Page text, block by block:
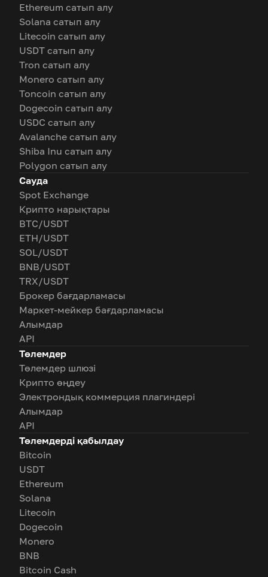
Ethereum сатып алу
Solana сатып алу
Litecoin сатып алу
USDT сатып алу
Tron сатып алу
Monero сатып алу
Toncoin сатып алу
Dogecoin сатып алу
USDC сатып алу
Avalanche сатып алу
Shiba Inu сатып алу
Polygon сатып алу
Сауда
Spot Exchange
Крипто нарықтары
BTC/USDT
ETH/USDT
SOL/USDT
BNB/USDT
TRX/USDT
Брокер бағдарламасы
Маркет-мейкер бағдарламасы
Алымдар
API
Төлемдер
Төлемдер шлюзі
Крипто өңдеу
Электрондық коммерция плагиндері
Алымдар
API
Төлемдерді қабылдау
Bitcoin
USDT
Ethereum
Solana
Litecoin
Dogecoin
Monero
BNB
Bitcoin Cash